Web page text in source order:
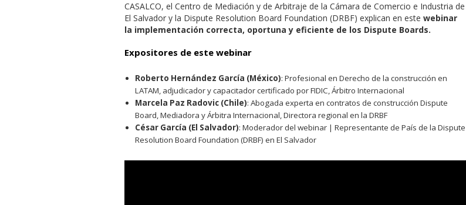
CASALCO, el Centro de Mediación y de Arbitraje de la Cámara de Comercio e Industria de
El Salvador y la Dispute Resolution Board Foundation (DRBF) explican en este webinar
la implementación correcta, oportuna y eficiente de los Dispute Boards.
Expositores de este webinar
Roberto Hernández García (México): Profesional en Derecho de la construcción en
LATAM, adjudicador y capacitador certificado por FIDIC, Árbitro Internacional
Marcela Paz Radovic (Chile): Abogada experta en contratos de construcción Dispute
Board, Mediadora y Árbitra Internacional, Directora regional en la DRBF
César García (El Salvador): Moderador del webinar | Representante de País de la Dispute
Resolution Board Foundation (DRBF) en El Salvador